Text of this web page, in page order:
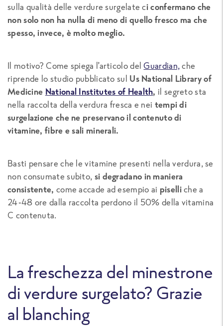
sulla qualità delle verdure surgelate ci confermano che
non solo non ha nulla di meno di quello fresco ma che
spesso, invece, è molto meglio.
Il motivo? Come spiega l’articolo delGuardian,che
riprende lo studio pubblicato sul Us National Library of
Medicine National Institutes of Health, il segreto sta
nella raccolta della verdura fresca e nei tempi di
surgelazione che ne preservano il contenuto di
vitamine, fibre e sali minerali.
Basti pensare che le vitamine presenti nella verdura, se
non consumate subito, si degradano in maniera
consistente, come accade ad esempio ai piselliche a
24-48 ore dalla raccolta perdono il 50% della vitamina
C contenuta.
La freschezza del minestrone
di verdure surgelato? Grazie
al blanching